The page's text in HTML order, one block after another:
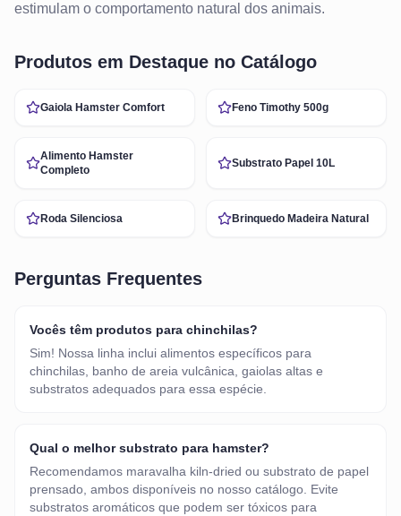
estimulam o comportamento natural dos animais.
Produtos em Destaque no Catálogo
Gaiola Hamster Comfort Feno Timothy 500g
Alimento Hamster
Completo
Substrato Papel 10L
Roda Silenciosa Brinquedo Madeira Natural
Perguntas Frequentes
Vocês têm produtos para chinchilas?
Sim! Nossa linha inclui alimentos específicos para
chinchilas, banho de areia vulcânica, gaiolas altas e
substratos adequados para essa espécie.
Qual o melhor substrato para hamster?
Recomendamos maravalha kiln-dried ou substrato de papel
prensado, ambos disponíveis no nosso catálogo. Evite
substratos aromáticos que podem ser tóxicos para